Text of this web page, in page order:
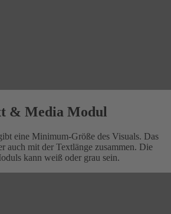
& Media Modul
eine Minimum-Größe des Visuals. Das
auch mit der Textlänge zusammen. Die
kann weiß oder grau sein.